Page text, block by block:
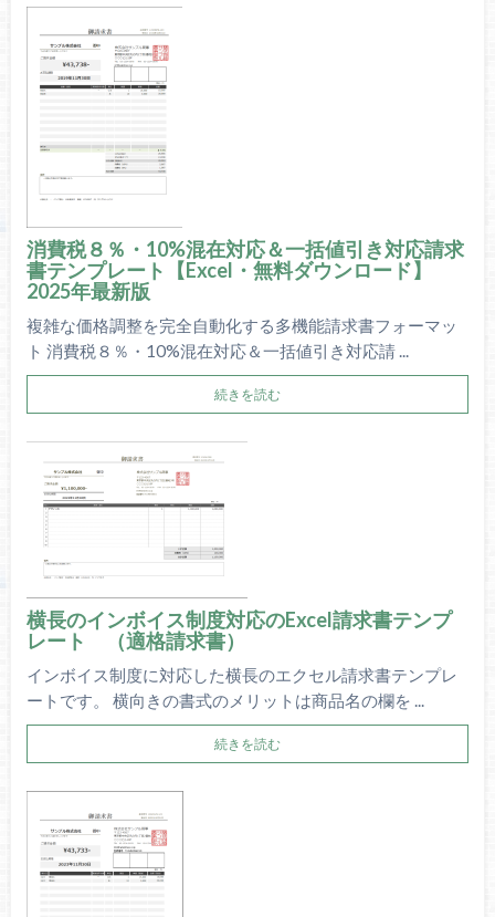
消費税８％・10%混在対応＆一括値引き対応請求
書テンプレート【Excel・無料ダウンロード】
2025年最新版
複雑な価格調整を完全自動化する多機能請求書フォーマッ
ト 消費税８％・10%混在対応＆一括値引き対応請 ...
続きを読む
横長のインボイス制度対応のExcel請求書テンプ
レート （適格請求書）
インボイス制度に対応した横長のエクセル請求書テンプレ
ートです。 横向きの書式のメリットは商品名の欄を ...
続きを読む